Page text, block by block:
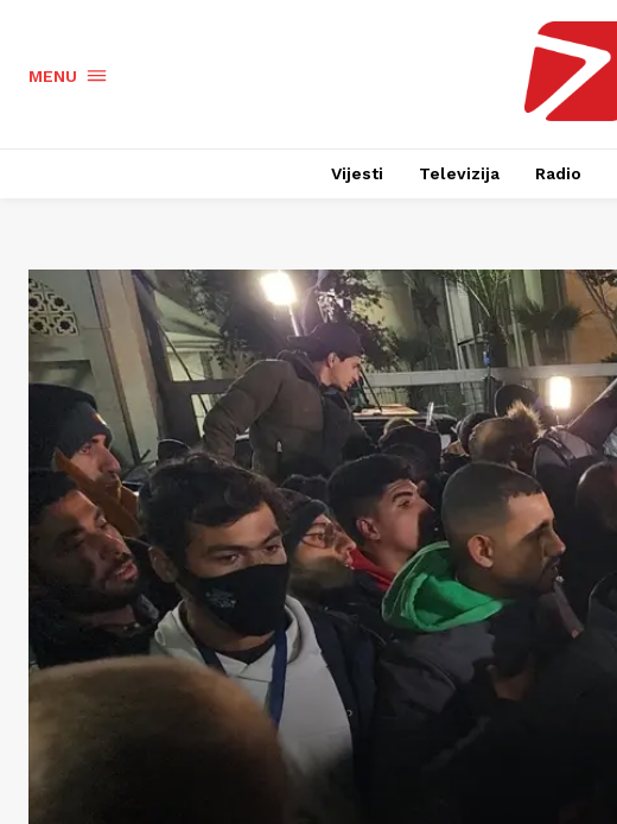
MENU
Vijesti Televizija Radio